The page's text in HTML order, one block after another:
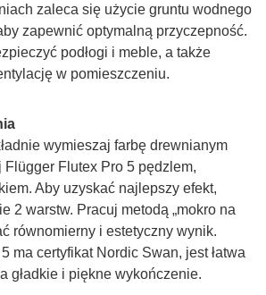
zaleca się użycie gruntu wodnego
zapewnić optymalną przyczepność.
podłogi i meble, a także
w pomieszczeniu.
wymieszaj farbę drewnianym
Flügger Flutex Pro 5 pędzlem,
Aby uzyskać najlepszy efekt,
2 warstw. Pracuj metodą „mokro na
równomierny i estetyczny wynik.
ma certyfikat Nordic Swan, jest łatwa
gładkie i piękne wykończenie.